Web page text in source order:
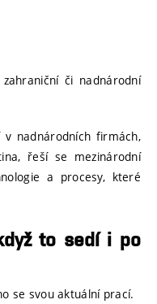
či nadnárodní
v nadnárodních firmách,
řeší se mezinárodní
a procesy, které
to sedí i po
se svou aktuální prací.